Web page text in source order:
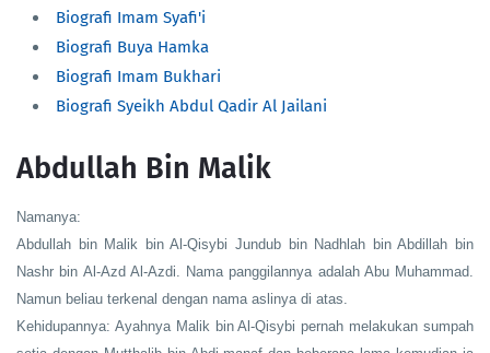
Biografi Imam Syafi'i
Biografi Buya Hamka
Biografi Imam Bukhari
Biografi Syeikh Abdul Qadir Al Jailani
Abdullah Bin Malik
Namanya:
Abdullah bin Malik bin Al-Qisybi Jundub bin Nadhlah bin Abdillah bin
Nashr bin Al-Azd Al-Azdi. Nama panggilannya adalah Abu Muhammad.
Namun beliau terkenal dengan nama aslinya di atas.
Kehidupannya: Ayahnya Malik bin Al-Qisybi pernah melakukan sumpah